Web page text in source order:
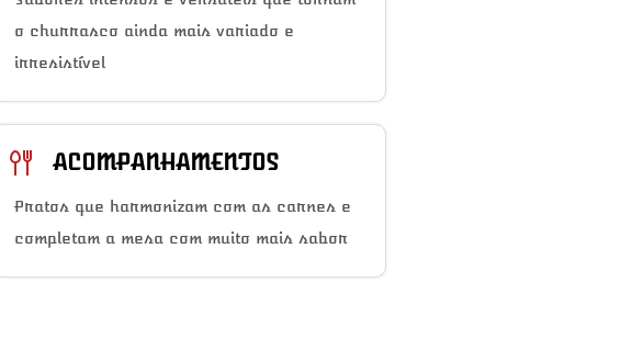
o churrasco ainda mais variado e
irresistível
ACOMPANHAMENTOS
Pratos que harmonizam com as carnes e
completam a mesa com muito mais sabor